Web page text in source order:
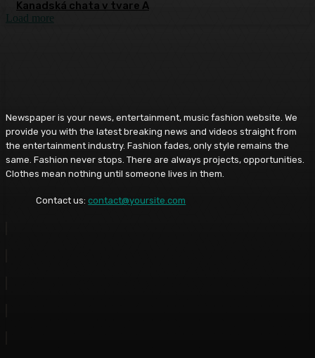
Kanadská chata v tvare A
Load more
Newspaper is your news, entertainment, music fashion website. We
provide you with the latest breaking news and videos straight from
the entertainment industry. Fashion fades, only style remains the
same. Fashion never stops. There are always projects, opportunities.
Clothes mean nothing until someone lives in them.
Contact us:contact@yoursite.com